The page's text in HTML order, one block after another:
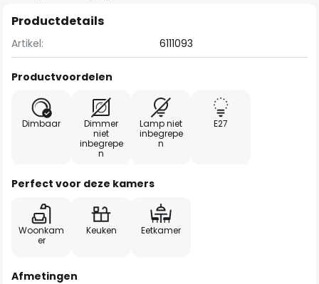
Productdetails
Artikel: 6111093
Productvoordelen
Dimbaar
Dimmer
niet
inbegrepe
n
Lamp niet
inbegrepe
n
E27
Perfect voor deze kamers
Woonkam
er
Keuken Eetkamer
Afmetingen